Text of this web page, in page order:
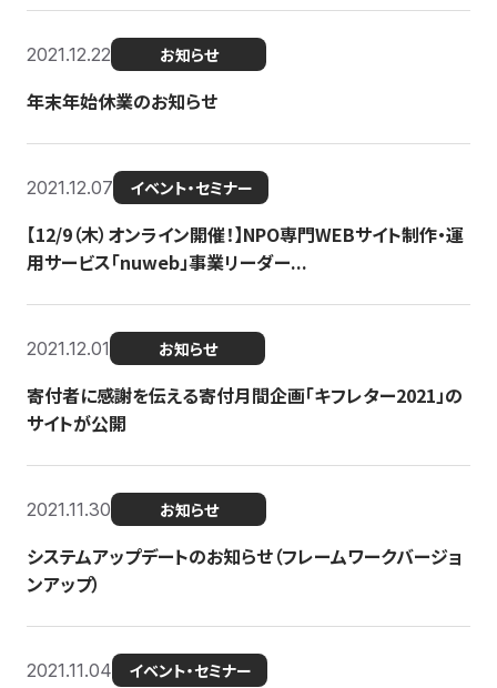
2021.12.22 お知らせ
年末年始休業のお知らせ
2021.12.07 イベント・セミナー
【12/9（木）オンライン開催！】NPO専門WEBサイト制作・運
用サービス「nuweb」事業リーダー...
2021.12.01 お知らせ
寄付者に感謝を伝える寄付月間企画「キフレター2021」の
サイトが公開
2021.11.30 お知らせ
システムアップデートのお知らせ（フレームワークバージョ
ンアップ）
2021.11.04 イベント・セミナー